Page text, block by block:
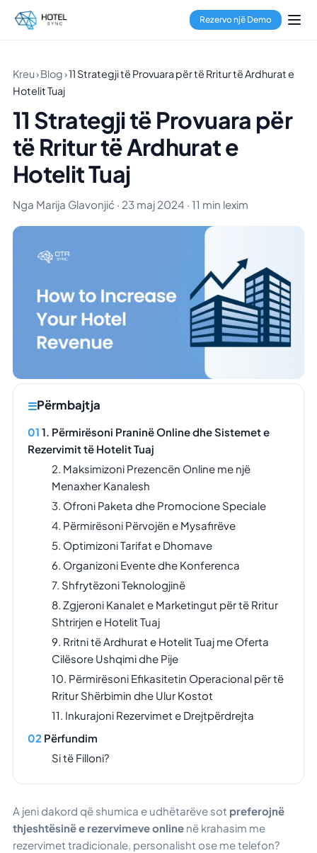
Rezervo një Demo
Kreu›Blog›11 Strategji të Provuara për të Rritur të Ardhurat e
Hotelit Tuaj
11 Strategji të Provuara për
të Rritur të Ardhurat e
Hotelit Tuaj
Nga Marija Glavonjić · 23 maj 2024 · 11 min lexim
Përmbajtja
1. Përmirësoni Praninë Online dhe Sistemet e
Rezervimit të Hotelit Tuaj
2. Maksimizoni Prezencën Online me një
Menaxher Kanalesh
3. Ofroni Paketa dhe Promocione Speciale
4. Përmirësoni Përvojën e Mysafirëve
5. Optimizoni Tarifat e Dhomave
6. Organizoni Evente dhe Konferenca
7. Shfrytëzoni Teknologjinë
8. Zgjeroni Kanalet e Marketingut për të Rritur
Shtrirjen e Hotelit Tuaj
9. Rritni të Ardhurat e Hotelit Tuaj me Oferta
Cilësore Ushqimi dhe Pije
10. Përmirësoni Efikasitetin Operacional për të
Rritur Shërbimin dhe Ulur Kostot
11. Inkurajoni Rezervimet e Drejtpërdrejta
Përfundim
Si të Filloni?
A jeni dakord që shumica e udhëtarëve sot preferojnë
thjeshtësinë e rezervimeve online në krahasim me
rezervimet tradicionale, personalisht ose me telefon?